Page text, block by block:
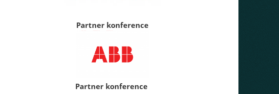
Partner konference
Partner konference